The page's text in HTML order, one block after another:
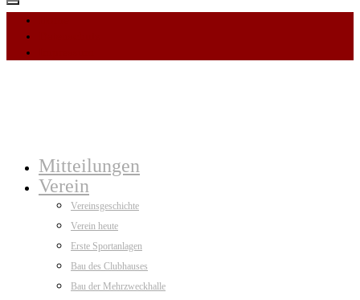
Mitteilungen
Verein
Vereinsgeschichte
Verein heute
Erste Sportanlagen
Bau des Clubhauses
Bau der Mehrzweckhalle